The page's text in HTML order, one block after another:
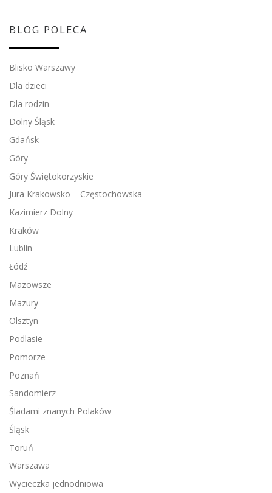
BLOG POLECA
Blisko Warszawy
Dla dzieci
Dla rodzin
Dolny Śląsk
Gdańsk
Góry
Góry Świętokorzyskie
Jura Krakowsko – Częstochowska
Kazimierz Dolny
Kraków
Lublin
Łódź
Mazowsze
Mazury
Olsztyn
Podlasie
Pomorze
Poznań
Sandomierz
Śladami znanych Polaków
Śląsk
Toruń
Warszawa
Wycieczka jednodniowa